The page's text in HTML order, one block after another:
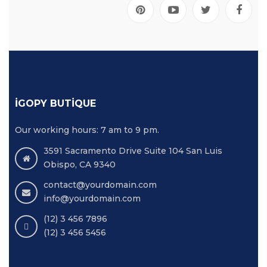
İGOPY BUTIQUE
Our working hours: 7 am to 9 pm.
3591 Sacramento Drive Suite 104 San Luis
Obispo, CA 9340
contact@yourdomain.com
info@yourdomain.com
(12) 3 456 7896
(12) 3 456 5456